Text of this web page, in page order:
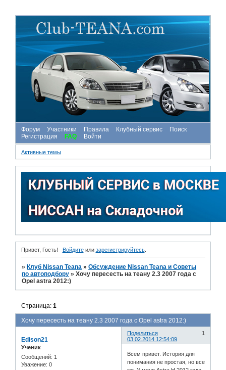
Форум Участники Правила Клубный сервис
Поиск
Регистрация
FAQ Войти
Активные темы
Привет, Гость! Войдитеили зарегистрируйтесь.
» Клуб Nissan Teana »Обсуждение Nissan Teana и Советы
по автоподбору »Хочу пересесть на теану 2.3 2007 года с
Opel astra 2012:)
Хочу пересесть на теану 2.3 2007 года с Opel astra 2012:)
Страница:1
Поделиться
1
03.02.2014 12:54:09
Edison21
Ученик
Сообщений: 1
Уважение: 0
Всем привет. История для
понимания не простая, но все